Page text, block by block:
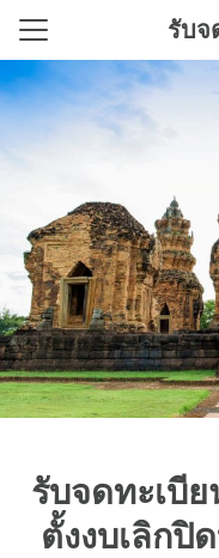
content
รับจ
ารทําบัญชี
ทะเบียนบริษัทใหม่
for:
รับจดทะเบี
ตั้งงบเลิกปิ